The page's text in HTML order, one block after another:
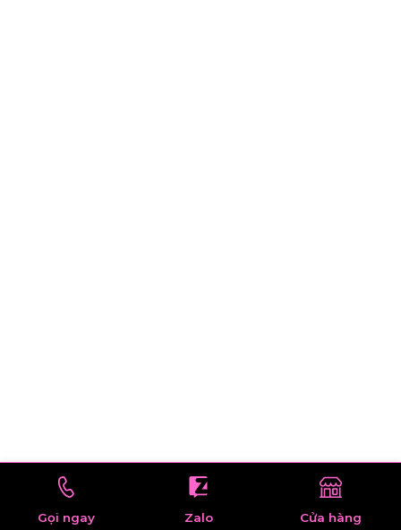
Gọi ngay Zalo Cửa hàng